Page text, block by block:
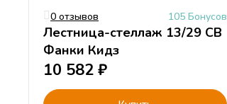
0 отзывов 105 Бонусов
Лестница-стеллаж 13/29 СВ
Фанки Кидз
10 582 ₽